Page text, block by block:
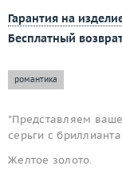
Гарантия на
Бесплатный
романтика
"Представляем
серьги с
Желтое золото.